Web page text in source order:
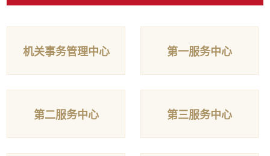
机关事务管理中心 第一服务中心
第二服务中心 第三服务中心